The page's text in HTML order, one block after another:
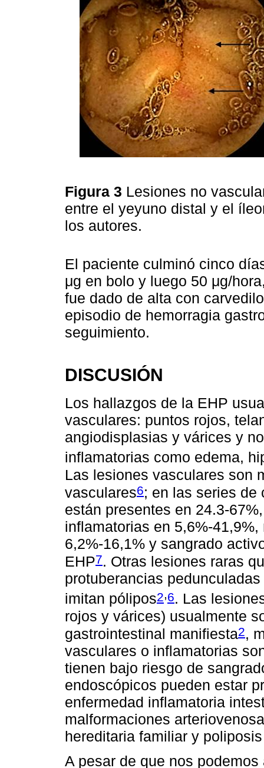
Figura 3 Lesiones no
entre el yeyuno distal y el
los autores.
El paciente culminó cinco
μg en bolo y luego 50 μg/
fue dado de alta con
episodio de hemorragia
seguimiento.
DISCUSIÓN
Los hallazgos de la EHP
vasculares: puntos rojos,
angiodisplasias y várices y
inflamatorias como edema,
Las lesiones vasculares son
vasculares6; en las series de
están presentes en 24.3-
inflamatorias en 5,6%-
6,2%-16,1% y sangrado
EHP7. Otras lesiones raras
protuberancias
imitan pólipos2,6. Las
rojos y várices) usualmente
gastrointestinal manifiesta2,
vasculares o inflamatorias
tienen bajo riesgo de
endoscópicos pueden estar
enfermedad inflamatoria
malformaciones
hereditaria familiar y
A pesar de que nos